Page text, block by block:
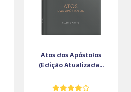
Atos dos Apóstolos
(Edição Atualizada...